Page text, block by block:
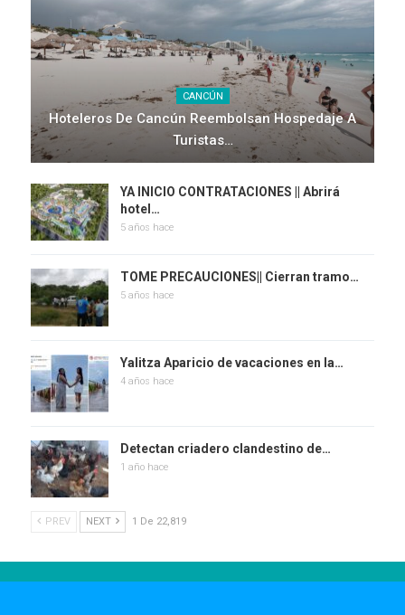
CANCÚN
Hoteleros De Cancún Reembolsan Hospedaje A
Turistas…
YA INICIO CONTRATACIONES || Abrirá
hotel…
5 años hace
TOME PRECAUCIONES|| Cierran tramo…
5 años hace
Yalitza Aparicio de vacaciones en la…
4 años hace
Detectan criadero clandestino de…
1 año hace
PREV NEXT 1 De 22,819